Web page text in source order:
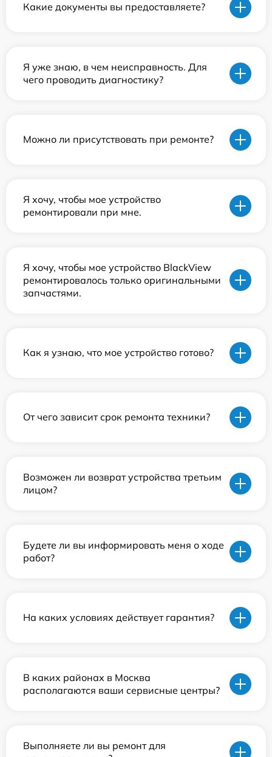
Какие документы вы предоставляете?
Я уже знаю, в чем неисправность. Для
чего проводить диагностику?
Можно ли присутствовать при ремонте?
Я хочу, чтобы мое устройство
ремонтировали при мне.
Я хочу, чтобы мое устройство BlackView
ремонтировалось только оригинальными
запчастями.
Как я узнаю, что мое устройство готово?
От чего зависит срок ремонта техники?
Возможен ли возврат устройства третьим
лицом?
Будете ли вы информировать меня о ходе
работ?
На каких условиях действует гарантия?
В каких районах в Москва
располагаются ваши сервисные центры?
Выполняете ли вы ремонт для